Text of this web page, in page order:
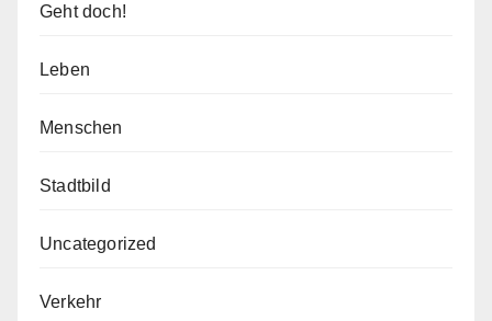
Geht doch!
Leben
Menschen
Stadtbild
Uncategorized
Verkehr